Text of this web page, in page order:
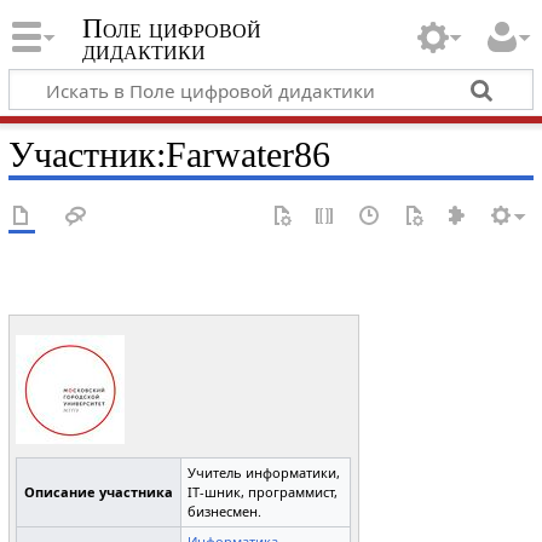
Поле цифровой
дидактики
Участник:Farwater86
Описание участника
Учитель информатики,
IT-шник, программист,
бизнесмен.